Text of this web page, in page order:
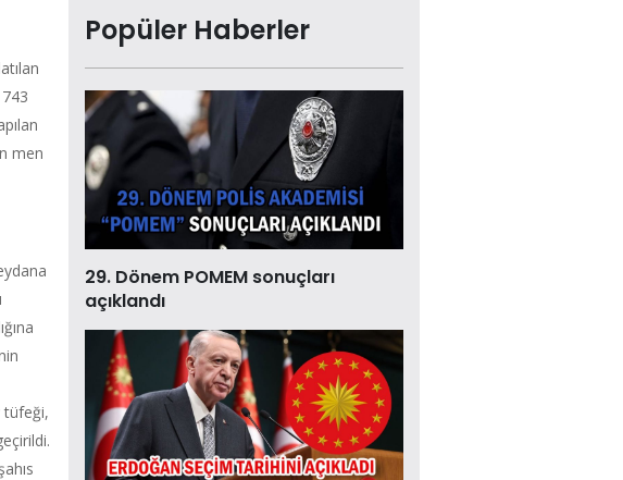
men
tüfeği,
Popüler Haberler
29. Dönem POMEM sonuçları
açıklandı